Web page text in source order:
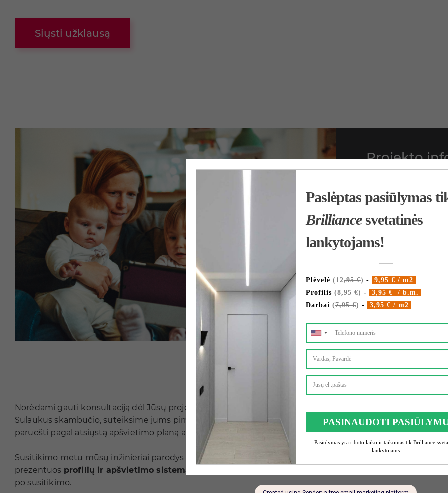
Siųsti užklausą
Projekto
Plotas 29,25 kv.m.
Perimetras 22 m.
Įleidžiamų šviestuvų
Gaisro davklio
Papildomi kampai 12
Bendra kaina:
Norėdami gauti konsultaciją dėl Jūsų projekto, prašome užpildyti užklausos formą, nurodant informaciją
Sulaukus skambučio, suteiksime jums pirminę informaciją apie įkainius terminus ir mūsų darbo struktūrą.
paruošti pagal atsiųstą apšvietimo planą arba atvykus į objektą. Atvykimas visoje Lietuvoje nemokamas.
Susitikimo metu mūsų inžinieriai parodys PVC ir medžiaginių dangų pavyzdžius
, skirtingų gamintojų,
prezentuos profilių ir apšvietimo sistemas
, kurios yra būtinos jūsų projektui. Išsimatavęs patalpas,
po susitikimo.